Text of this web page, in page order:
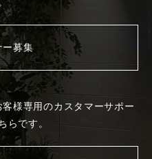
ー募集
様専用のカスタマーサポー
らです。